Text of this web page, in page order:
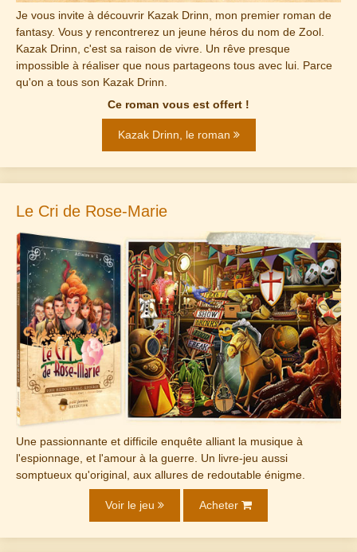
Je vous invite à découvrir Kazak Drinn, mon premier roman de
fantasy. Vous y rencontrerez un jeune héros du nom de Zool.
Kazak Drinn, c'est sa raison de vivre. Un rêve presque
impossible à réaliser que nous partageons tous avec lui. Parce
qu'on a tous son Kazak Drinn.
Ce roman vous est offert !
Kazak Drinn, le roman
Le Cri de Rose-Marie
Une passionnante et difficile enquête alliant la musique à
l'espionnage, et l'amour à la guerre. Un livre-jeu aussi
somptueux qu'original, aux allures de redoutable énigme.
Voir le jeu Acheter